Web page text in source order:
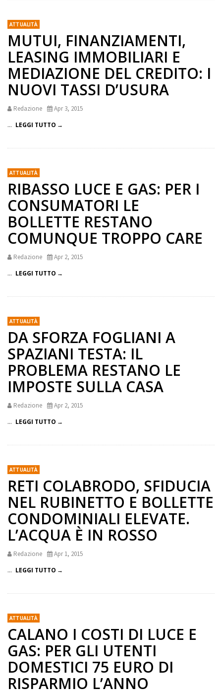
ATTUALITÀ
MUTUI, FINANZIAMENTI,
LEASING IMMOBILIARI E
MEDIAZIONE DEL CREDITO: I
NUOVI TASSI D’USURA
Redazione Apr 3, 2015
... LEGGI TUTTO
ATTUALITÀ
RIBASSO LUCE E GAS: PER I
CONSUMATORI LE
BOLLETTE RESTANO
COMUNQUE TROPPO CARE
Redazione Apr 2, 2015
... LEGGI TUTTO
ATTUALITÀ
DA SFORZA FOGLIANI A
SPAZIANI TESTA: IL
PROBLEMA RESTANO LE
IMPOSTE SULLA CASA
Redazione Apr 2, 2015
... LEGGI TUTTO
ATTUALITÀ
RETI COLABRODO, SFIDUCIA
NEL RUBINETTO E BOLLETTE
CONDOMINIALI ELEVATE.
L’ACQUA È IN ROSSO
Redazione Apr 1, 2015
... LEGGI TUTTO
ATTUALITÀ
CALANO I COSTI DI LUCE E
GAS: PER GLI UTENTI
DOMESTICI 75 EURO DI
RISPARMIO L’ANNO